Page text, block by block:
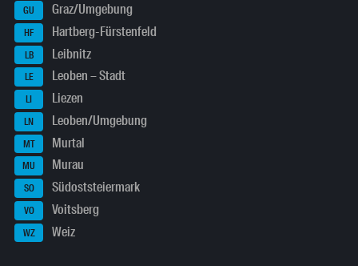
GU Graz/Umgebung
HF Hartberg-Fürstenfeld
LB Leibnitz
LE Leoben – Stadt
LI Liezen
LN Leoben/Umgebung
MT Murtal
MU Murau
SO Südoststeiermark
VO Voitsberg
WZ Weiz